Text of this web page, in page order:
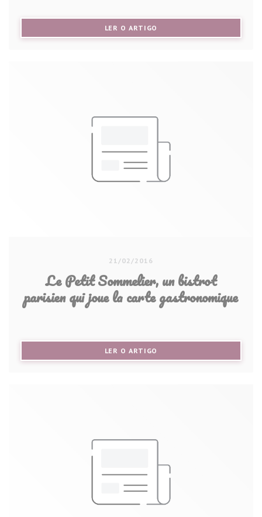
LER O ARTIGO
21/02/2016
Le Petit Sommelier, un bistrot
parisien qui joue la carte gastronomique
LER O ARTIGO